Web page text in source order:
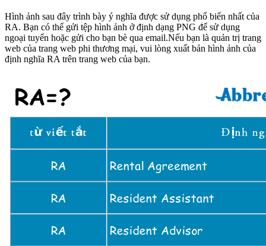
Hình ảnh sau đây trình bày ý nghĩa được sử dụng phổ biến nhất của
RA. Bạn có thể gửi tệp hình ảnh ở định dạng PNG để sử dụng
ngoại tuyến hoặc gửi cho bạn bè qua email.Nếu bạn là quản trị trang
web của trang web phi thương mại, vui lòng xuất bản hình ảnh của
định nghĩa RA trên trang web của bạn.